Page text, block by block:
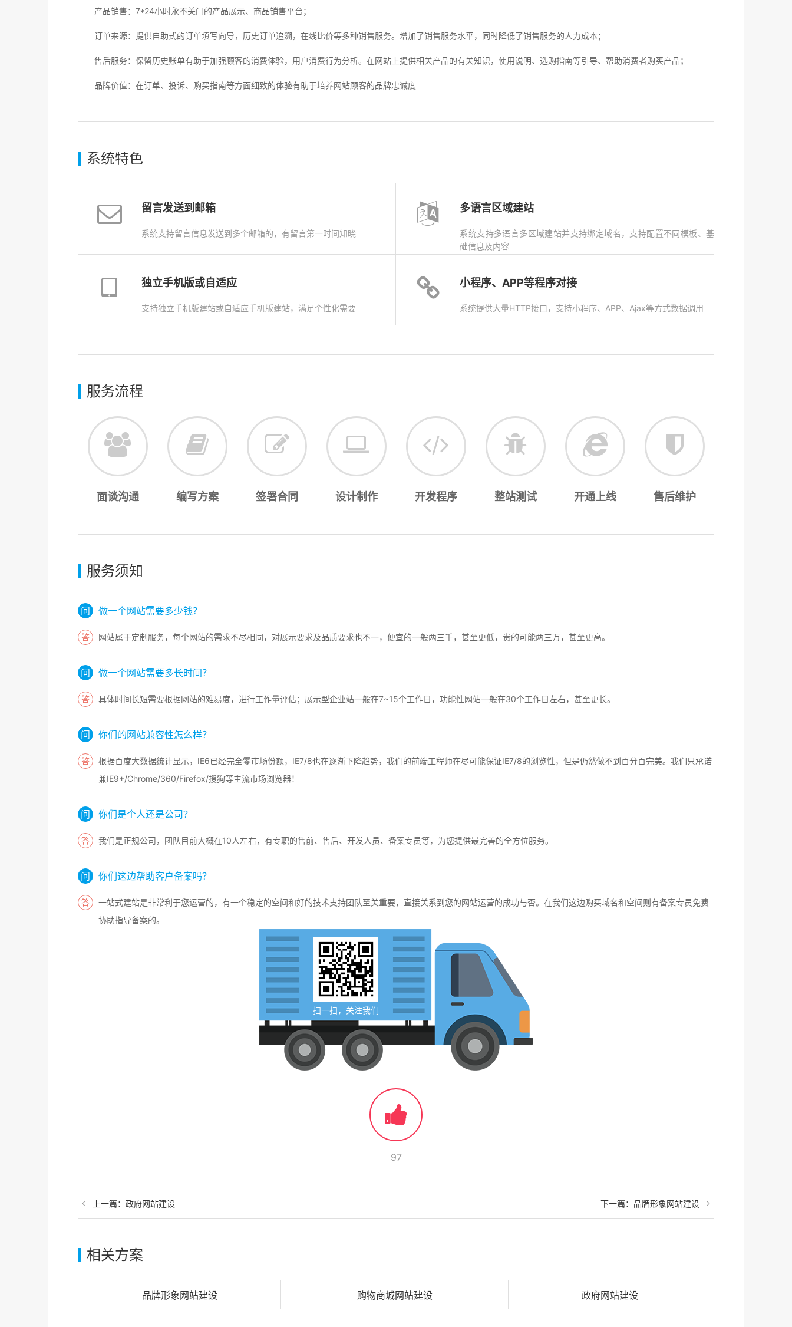
产品销售：7*24小时永不关门的产品展示、商品销售平台；
订单来源：提供自助式的订单填写向导，历史订单追溯，在线比价等多种销售服务。增加了销售服务水平，同时降低了销售服务的人力成本；
售后服务：保留历史账单有助于加强顾客的消费体验，用户消费行为分析。在网站上提供相关产品的有关知识，使用说明、选购指南等引导、帮助消费者购买产品；
品牌价值：在订单、投诉、购买指南等方面细致的体验有助于培养网站顾客的品牌忠诚度
系统特色
留言发送到邮箱
系统支持留言信息发送到多个邮箱的，有留言第一时间知晓
多语言区域建站
系统支持多语言多区域建站并支持绑定域名，支持配置不同模板、基
础信息及内容
独立手机版或自适应
支持独立手机版建站或自适应手机版建站，满足个性化需要
小程序、APP等程序对接
系统提供大量HTTP接口，支持小程序、APP、Ajax等方式数据调用
服务流程
面谈沟通 编写方案 签署合同 设计制作 开发程序 整站测试 开通上线 售后维护
服务须知
做一个网站需要多少钱？
网站属于定制服务，每个网站的需求不尽相同，对展示要求及品质要求也不一，便宜的一般两三千，甚至更低，贵的可能两三万，甚至更高。
做一个网站需要多长时间？
具体时间长短需要根据网站的难易度，进行工作量评估；展示型企业站一般在7~15个工作日，功能性网站一般在30个工作日左右，甚至更长。
你们的网站兼容性怎么样？
根据百度大数据统计显示，IE6已经完全零市场份额，IE7/8也在逐渐下降趋势，我们的前端工程师在尽可能保证IE7/8的浏览性，但是仍然做不到百分百完美。我们只承诺
兼IE9+/Chrome/360/Firefox/搜狗等主流市场浏览器！
你们是个人还是公司？
我们是正规公司，团队目前大概在10人左右，有专职的售前、售后、开发人员、备案专员等，为您提供最完善的全方位服务。
你们这边帮助客户备案吗？
一站式建站是非常利于您运营的，有一个稳定的空间和好的技术支持团队至关重要，直接关系到您的网站运营的成功与否。在我们这边购买域名和空间则有备案专员免费
协助指导备案的。
扫一扫，关注我们
97
上一篇： 政府网站建设 下一篇： 品牌形象网站建设
相关方案
品牌形象网站建设 购物商城网站建设 政府网站建设